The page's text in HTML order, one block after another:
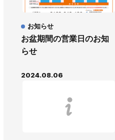
お盆期間の営業日のお知
らせ
お知らせ
2024.08.06